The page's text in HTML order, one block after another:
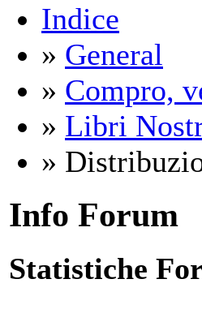
Indice
» General
» Compro,
» Libri
»
Info Forum
Statistiche